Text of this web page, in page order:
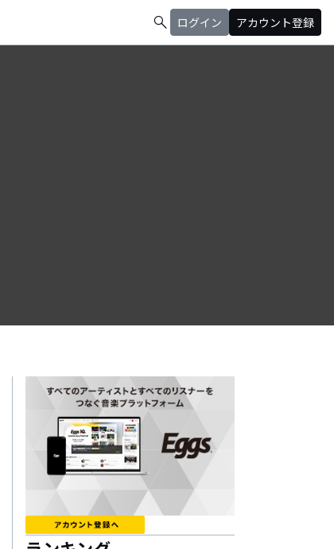
search ログイン アカウント登録